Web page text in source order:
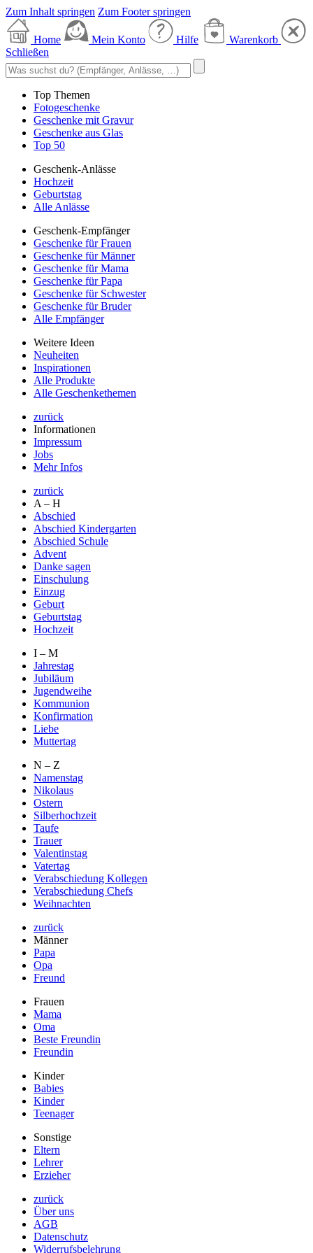
Zum Inhalt springen Zum Footer springen
Home Mein Konto Hilfe
Warenkorb
Schließen
Top Themen
Fotogeschenke
Geschenke mit Gravur
Geschenke aus Glas
Top 50
Geschenk-Anlässe
Hochzeit
Geburtstag
Alle Anlässe
Geschenk-Empfänger
Geschenke für Frauen
Geschenke für Männer
Geschenke für Mama
Geschenke für Papa
Geschenke für Schwester
Geschenke für Bruder
Alle Empfänger
Weitere Ideen
Neuheiten
Inspirationen
Alle Produkte
Alle Geschenkethemen
zurück
Informationen
Impressum
Jobs
Mehr Infos
zurück
A – H
Abschied
Abschied Kindergarten
Abschied Schule
Advent
Danke sagen
Einschulung
Einzug
Geburt
Geburtstag
Hochzeit
I – M
Jahrestag
Jubiläum
Jugendweihe
Kommunion
Konfirmation
Liebe
Muttertag
N – Z
Namenstag
Nikolaus
Ostern
Silberhochzeit
Taufe
Trauer
Valentinstag
Vatertag
Verabschiedung Kollegen
Verabschiedung Chefs
Weihnachten
zurück
Männer
Papa
Opa
Freund
Frauen
Mama
Oma
Beste Freundin
Freundin
Kinder
Babies
Kinder
Teenager
Sonstige
Eltern
Lehrer
Erzieher
zurück
Über uns
AGB
Datenschutz
Widerrufsbelehrung